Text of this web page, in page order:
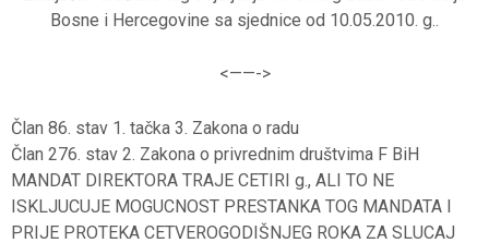
Bosne i Hercegovine sa sjednice od 10.05.2010. g..
<——->
Član 86. stav 1. tačka 3. Zakona o radu
Član 276. stav 2. Zakona o privrednim društvima F BiH
MANDAT DIREKTORA TRAJE CETIRI g., ALI TO NE
ISKLJUCUJE MOGUCNOST PRESTANKA TOG MANDATA I
PRIJE PROTEKA CETVEROGODIŠNJEG ROKA ZA SLUCAJ